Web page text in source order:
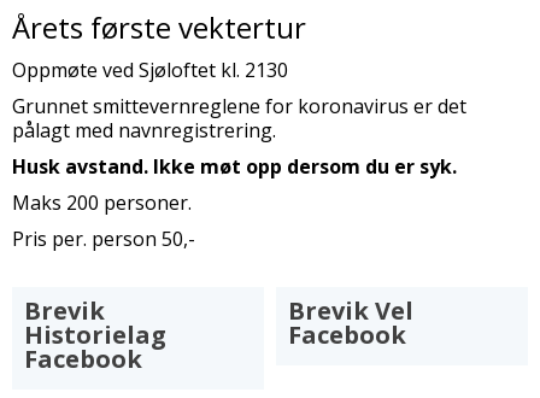
Årets første vektertur
Oppmøte ved Sjøloftet kl. 2130
Grunnet smittevernreglene for koronavirus er det
pålagt med navnregistrering.
Husk avstand. Ikke møt opp dersom du er syk.
Maks 200 personer.
Pris per. person 50,-
Brevik
Historielag
Facebook
Brevik Vel
Facebook